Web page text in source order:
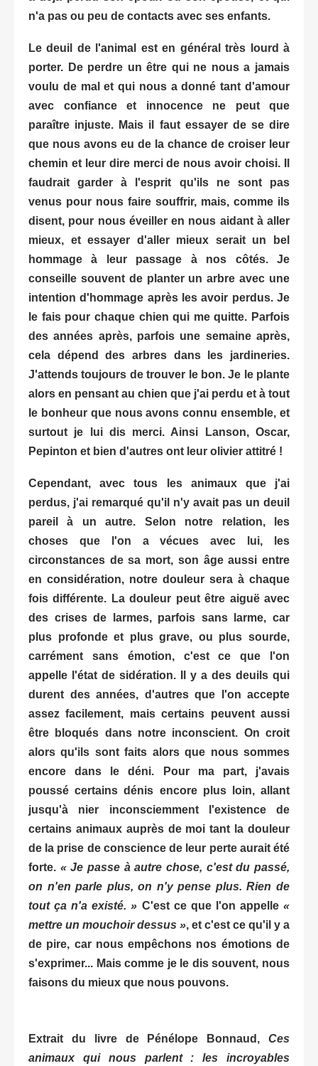
n'a pas ou peu de contacts avec ses enfants.
Le deuil de l'animal est en général très lourd à
porter. De perdre un être qui ne nous a jamais
voulu de mal et qui nous a donné tant d'amour
avec confiance et innocence ne peut que
paraître injuste. Mais il faut essayer de se dire
que nous avons eu de la chance de croiser leur
chemin et leur dire merci de nous avoir choisi. Il
faudrait garder à l'esprit qu'ils ne sont pas
venus pour nous faire souffrir, mais, comme ils
disent, pour nous éveiller en nous aidant à aller
mieux, et essayer d'aller mieux serait un bel
hommage à leur passage à nos côtés. Je
conseille souvent de planter un arbre avec une
intention d'hommage après les avoir perdus. Je
le fais pour chaque chien qui me quitte. Parfois
des années après, parfois une semaine après,
cela dépend des arbres dans les jardineries.
J'attends toujours de trouver le bon. Je le plante
alors en pensant au chien que j'ai perdu et à tout
le bonheur que nous avons connu ensemble, et
surtout je lui dis merci. Ainsi Lanson, Oscar,
Pepinton et bien d'autres ont leur olivier attitré !
Cependant, avec tous les animaux que j'ai
perdus, j'ai remarqué qu'il n'y avait pas un deuil
pareil à un autre. Selon notre relation, les
choses que l'on a vécues avec lui, les
circonstances de sa mort, son âge aussi entre
en considération, notre douleur sera à chaque
fois différente. La douleur peut être aiguë avec
des crises de larmes, parfois sans larme, car
plus profonde et plus grave, ou plus sourde,
carrément sans émotion, c'est ce que l'on
appelle l'état de sidération. Il y a des deuils qui
durent des années, d'autres que l'on accepte
assez facilement, mais certains peuvent aussi
être bloqués dans notre inconscient. On croit
alors qu'ils sont faits alors que nous sommes
encore dans le déni. Pour ma part, j'avais
poussé certains dénis encore plus loin, allant
jusqu'à nier inconsciemment l'existence de
certains animaux auprès de moi tant la douleur
de la prise de conscience de leur perte aurait été
forte. « Je passe à autre chose, c'est du passé,
on n'en parle plus, on n'y pense plus. Rien de
tout ça n'a existé. » C'est ce que l'on appelle «
mettre un mouchoir dessus », et c'est ce qu'il y a
de pire, car nous empêchons nos émotions de
s'exprimer... Mais comme je le dis souvent, nous
faisons du mieux que nous pouvons.
Extrait du livre de Pénélope Bonnaud, Ces
animaux qui nous parlent : les incroyables